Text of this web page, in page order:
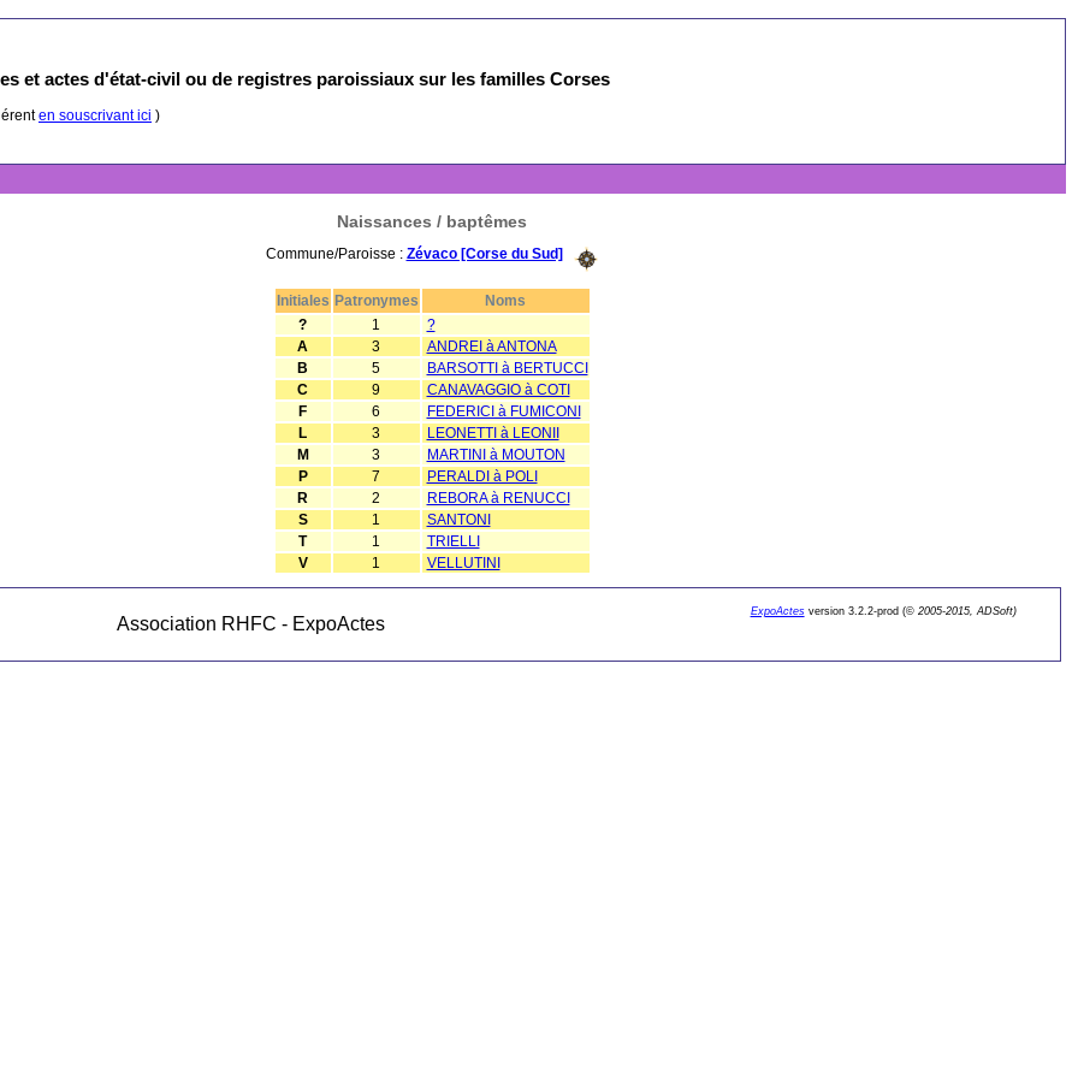
et actes d'état-civil ou de registres paroissiaux sur les familles Corses
en souscrivant ici )
Naissances / baptêmes
Commune/Paroisse : Zévaco [Corse du Sud]
Initiales Patronymes
Noms
?
1
?
A
3
ANDREI à ANTONA
B
5
BARSOTTI à BERTUCCI
C
9
CANAVAGGIO à COTI
F
6
FEDERICI à FUMICONI
L
3
LEONETTI à LEONII
M
3
MARTINI à MOUTON
P
7
PERALDI à POLI
R
2
REBORA à RENUCCI
S
1
SANTONI
T
1
TRIELLI
V
1 VELLUTINI
Association RHFC - ExpoActes
ExpoActesversion 3.2.2-prod (©2005-2015, ADSoft)